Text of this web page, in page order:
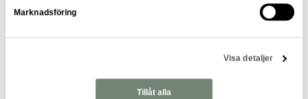
Marknadsföring
Visa detaljer
Tillåt alla
Erfarenhet av att delta i och/eller leda projekt.